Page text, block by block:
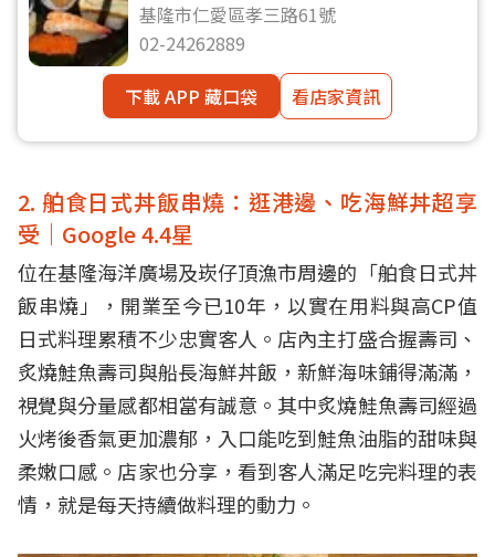
基隆市仁愛區孝三路61號
02-24262889
下載 APP 藏口袋
看店家資訊
2. 舶食日式丼飯串燒：逛港邊、吃海鮮丼超享
受｜Google 4.4星
位在基隆海洋廣場及崁仔頂漁市周邊的「舶食日式丼
飯串燒」，開業至今已10年，以實在用料與高CP值
日式料理累積不少忠實客人。店內主打盛合握壽司、
炙燒鮭魚壽司與船長海鮮丼飯，新鮮海味鋪得滿滿，
視覺與分量感都相當有誠意。其中炙燒鮭魚壽司經過
火烤後香氣更加濃郁，入口能吃到鮭魚油脂的甜味與
柔嫩口感。店家也分享，看到客人滿足吃完料理的表
情，就是每天持續做料理的動力。